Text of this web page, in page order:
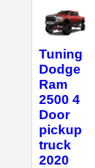
Tuning
Dodge
Ram
2500 4
Door
pickup
truck
2020